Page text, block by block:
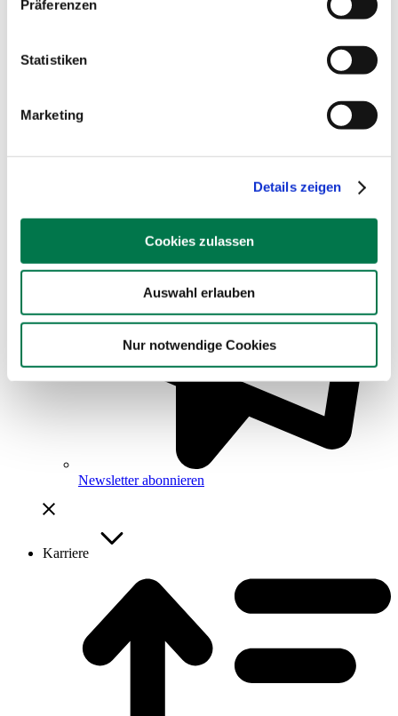
Präferenzen
Statistiken
Marketing
Details zeigen
Cookies zulassen
Auswahl erlauben
Nur notwendige Cookies
Newsletter abonnieren
Karriere